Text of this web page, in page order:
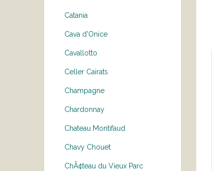
Catania
Cava d'Onice
Cavallotto
Celler Cairats
Champagne
Chardonnay
Chateau Montifaud
Chavy Chouet
ChÃ¢teau du Vieux Parc